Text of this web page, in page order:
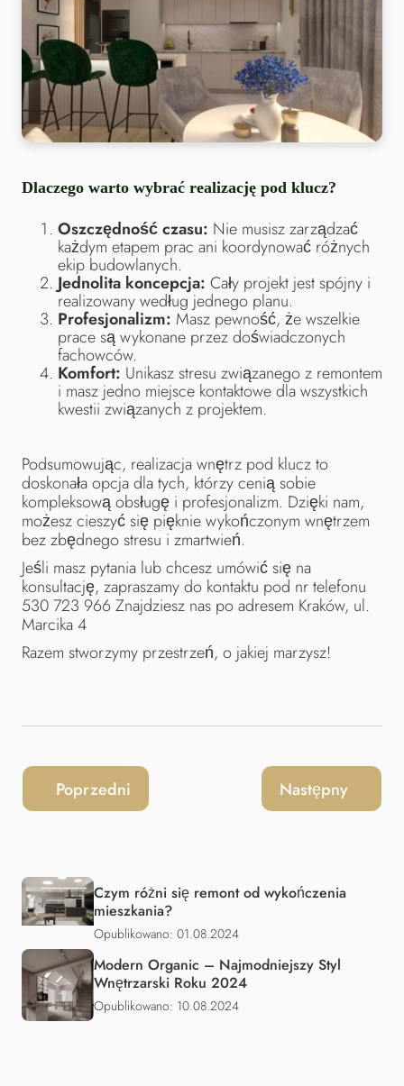
Dlaczego warto wybrać realizację pod klucz?
Oszczędność czasu: Nie musisz zarządzać
każdym etapem prac ani koordynować różnych
ekip budowlanych.
Jednolita koncepcja: Cały projekt jest spójny i
realizowany według jednego planu.
Profesjonalizm: Masz pewność, że wszelkie
prace są wykonane przez doświadczonych
fachowców.
Komfort: Unikasz stresu związanego z remontem
i masz jedno miejsce kontaktowe dla wszystkich
kwestii związanych z projektem.
Podsumowując, realizacja wnętrz pod klucz to
doskonała opcja dla tych, którzy cenią sobie
kompleksową obsługę i profesjonalizm. Dzięki nam,
możesz cieszyć się pięknie wykończonym wnętrzem
bez zbędnego stresu i zmartwień.
Jeśli masz pytania lub chcesz umówić się na
konsultację, zapraszamy do kontaktu pod nr telefonu
530 723 966 Znajdziesz nas po adresem Kraków, ul.
Marcika 4
Razem stworzymy przestrzeń, o jakiej marzysz!
Poprzedni Następny
Czym różni się remont od wykończenia
mieszkania?
Opublikowano: 01.08.2024
Modern Organic – Najmodniejszy Styl
Wnętrzarski Roku 2024
Opublikowano: 10.08.2024